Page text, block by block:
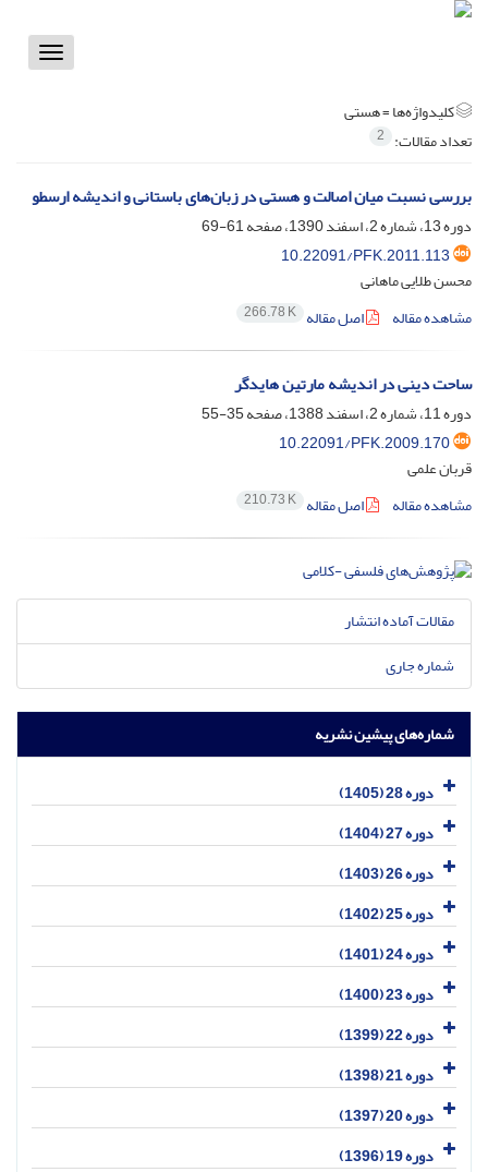
Toggle
کلیدواژه‌ها =هستی
تعداد مقالات: 2
بررسی نسبت میان اصالت و هستی در زبان‌های باستانی و اندیشه ارسطو
دوره 13، شماره 2، اسفند 1390، صفحه
61-69
10.22091/PFK.2011.113
محسن طلایی ماهانی
مشاهده مقاله
اصل مقاله 266.78 K
ساحت دینی در اندیشه مارتین هایدگر
دوره 11، شماره 2، اسفند 1388، صفحه
35-55
10.22091/PFK.2009.170
قربان علمی
مشاهده مقاله
اصل مقاله 210.73 K
مقالات آماده انتشار
شماره جاری
شماره‌های پیشین نشریه
دوره 28 (1405)
دوره 27 (1404)
دوره 26 (1403)
دوره 25 (1402)
دوره 24 (1401)
دوره 23 (1400)
دوره 22 (1399)
دوره 21 (1398)
دوره 20 (1397)
دوره 19 (1396)